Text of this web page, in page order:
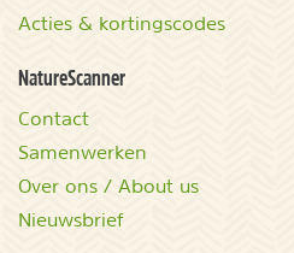
Acties & kortingscodes
NatureScanner
Contact
Samenwerken
Over ons / About us
Nieuwsbrief